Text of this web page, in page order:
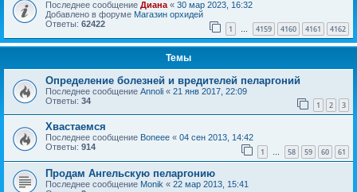
Последнее сообщение Диана « 30 мар 2023, 16:32
Добавлено в форуме Магазин орхидей
Ответы: 62422 1 … 4159 4160 4161 4162
Темы
Определение болезней и вредителей пеларгоний
Последнее сообщение Annoli « 21 янв 2017, 22:09
Ответы: 34 1 2 3
Хвастаемся
Последнее сообщение Boneee « 04 сен 2013, 14:42
Ответы: 914 1 … 58 59 60 61
Продам Ангельскую пеларгонию
Последнее сообщение Monik « 22 мар 2013, 15:41